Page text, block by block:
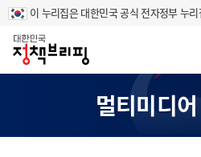
이 누리집은 대한민국 공식 전자정부 누
홈
멀티미디